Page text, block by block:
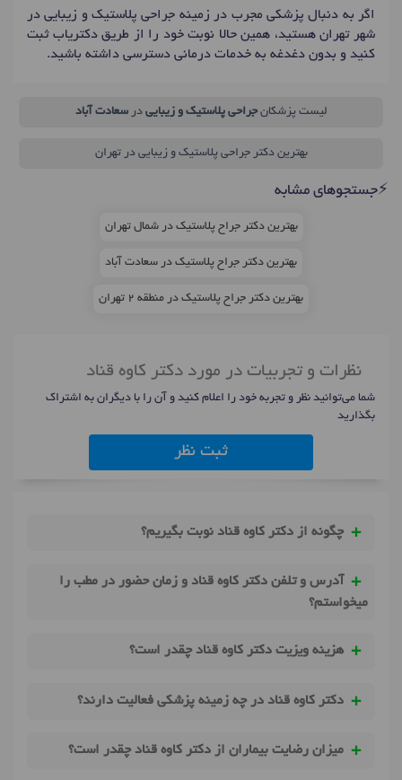
اگر به دنبال پزشکی مجرب در زمینه جراحی پلاستیک و زیبایی در
شهر تهران هستید، همین حالا نوبت خود را از طریق دکتریاب ثبت
کنید و بدون دغدغه به خدمات درمانی دسترسی داشته باشید.
لیست پزشکانجراحی پلاستیک و زیبایی درسعادت آباد
بهترین دکتر جراحی پلاستیک و زیبایی در تهران
⚡جستجوهای مشابه
بهترین دکتر جراح پلاستیک در شمال تهران
بهترین دکتر جراح پلاستیک در سعادت آباد
بهترین دکتر جراح پلاستیک در منطقه 2 تهران
نظرات و تجربیات در مورد دکتر کاوه قناد
شما می‌توانید نظر و تجربه خود را اعلام کنید و آن را با دیگران به اشتراک
بگذارید
ثبت نظر
چگونه از دکتر کاوه قناد نوبت بگیریم؟
آدرس و تلفن دکتر کاوه قناد و زمان حضور در مطب را
میخواستم؟
هزینه ویزیت دکتر کاوه قناد چقدر است؟
دکتر کاوه قناد در چه زمینه پزشکی فعالیت دارند؟
میزان رضایت بیماران از دکتر کاوه قناد چقدر است؟